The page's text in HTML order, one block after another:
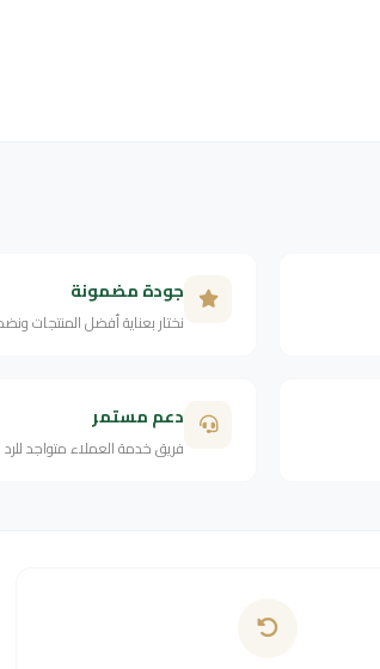
جودة مضمونة
نختار بعناية أفضل المنتجات
دعم مستمر
فريق خدمة العملاء متواجد